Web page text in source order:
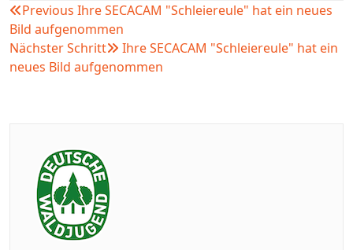
Beitragsnavigation
Previous Ihre SECACAM "Schleiereule" hat ein neues
Bild aufgenommen
Nächster Schritt
Ihre SECACAM "Schleiereule" hat ein
neues Bild aufgenommen